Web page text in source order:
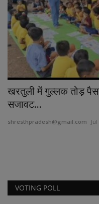
खरतुली में गुल्लक तोड़
सजावट...
shresthpradesh@gmail.com
VOTING POLL